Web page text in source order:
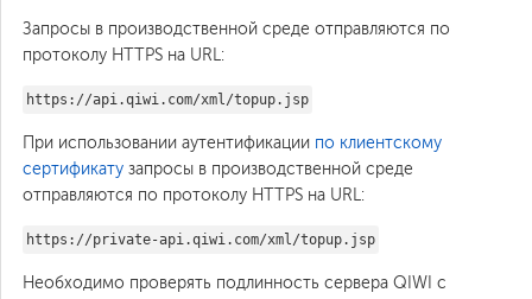
Запросы в производственной среде отправляются по
протоколу HTTPS на URL:
https://api.qiwi.com/xml/topup.jsp
При использовании аутентификации по клиентскому
сертификату запросы в производственной среде
отправляются по протоколу HTTPS на URL:
https://private-api.qiwi.com/xml/topup.jsp
Необходимо проверять подлинность сервера QIWI с